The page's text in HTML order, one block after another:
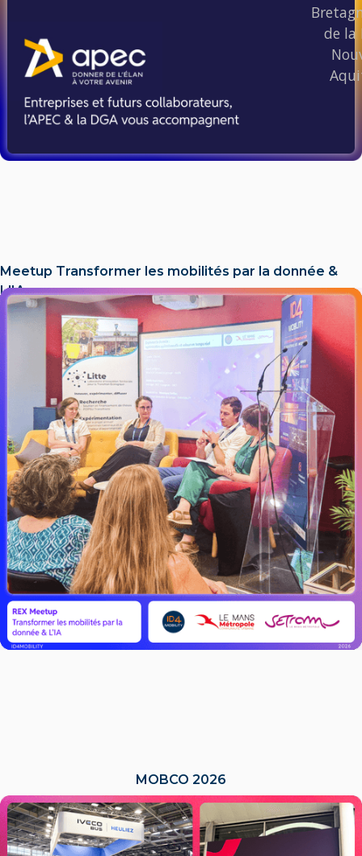
Meetup Transformer les mobilités par la donnée &
L'IA​
LIRE L'ACTU
MOBCO 2026
LIRE L'ACTU
de la